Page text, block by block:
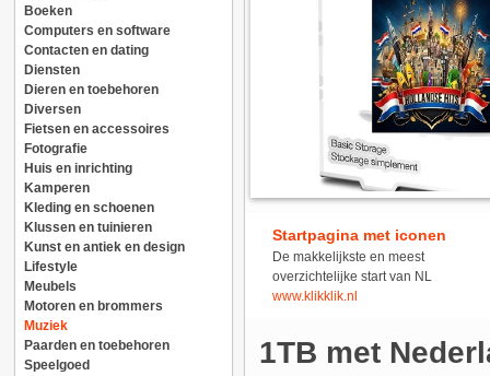
Boeken
Computers en software
Contacten en dating
Diensten
Dieren en toebehoren
Diversen
Fietsen en accessoires
Fotografie
Huis en inrichting
Kamperen
Kleding en schoenen
Klussen en tuinieren
Kunst en antiek en design
Lifestyle
Meubels
Motoren en brommers
Muziek
Paarden en toebehoren
Speelgoed
Startpagina met iconen
De makkelijkste en meest
overzichtelijke start van NL
www.klikklik.nl
1TB met